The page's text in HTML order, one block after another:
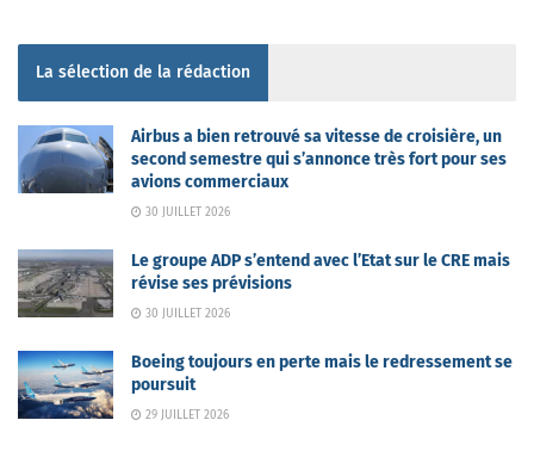
La sélection de la rédaction
Airbus a bien retrouvé sa vitesse de croisière, un
second semestre qui s’annonce très fort pour ses
avions commerciaux
30 JUILLET 2026
Le groupe ADP s’entend avec l’Etat sur le CRE mais
révise ses prévisions
30 JUILLET 2026
Boeing toujours en perte mais le redressement se
poursuit
29 JUILLET 2026